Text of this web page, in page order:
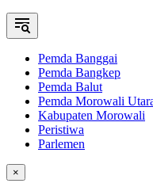
Pemda Banggai
Pemda Bangkep
Pemda Balut
Pemda Morowali
Kabupaten Morowali
Peristiwa
Parlemen
×